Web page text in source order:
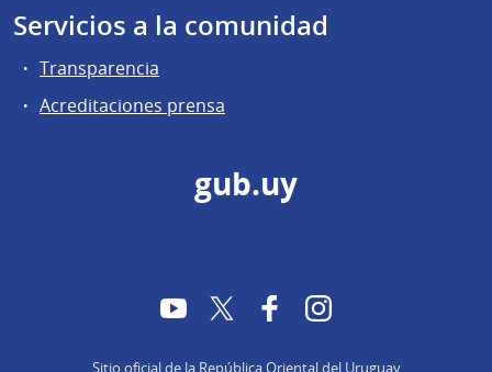
Servicios a la comunidad
Transparencia
Acreditaciones prensa
gub.uy
YouTubeTwitter FacebookInstagram
Sitio oficial de la República Oriental del Uruguay